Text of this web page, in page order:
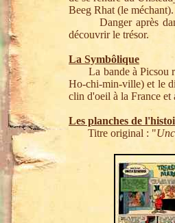
Beeg Rhat (le méchant).
Danger après
découvrir le trésor.
La Symbôlique
La bande à Picsou
Ho-chi-min-ville) et le
clin d'oeil à la France et
Les planches de
Titre original : "